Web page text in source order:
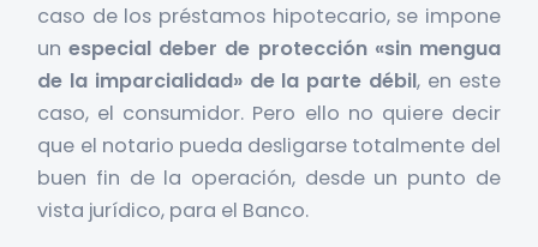
caso de los préstamos hipotecario, se impone
unespecial deber de protección «sin mengua
de la imparcialidad» de la parte débil, en este
caso, el consumidor. Pero ello no quiere decir
que el notario pueda desligarse totalmente del
buen fin de la operación, desde un punto de
vista jurídico, para el Banco.